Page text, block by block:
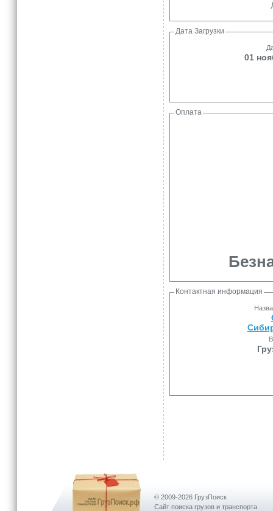
Дата Загрузки
01
Оплата
Контактная информация
© 2009-2026 ГрузПоиск
Сайт поиска грузов и транспорта